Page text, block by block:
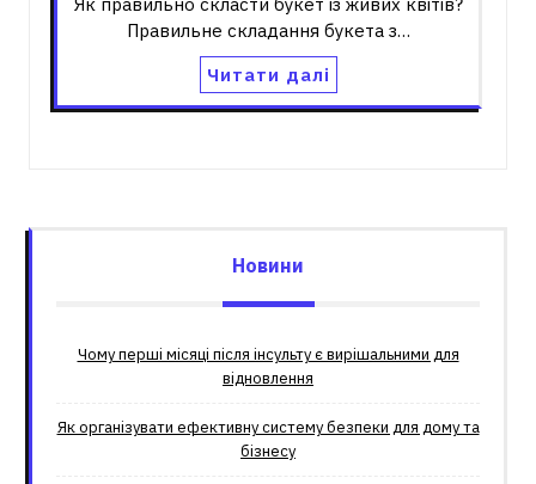
Правильне складання букета з…
Читати далі
Новини
Чому перші місяці після інсульту є вирішальними для
відновлення
Як організувати ефективну систему безпеки для дому та
бізнесу